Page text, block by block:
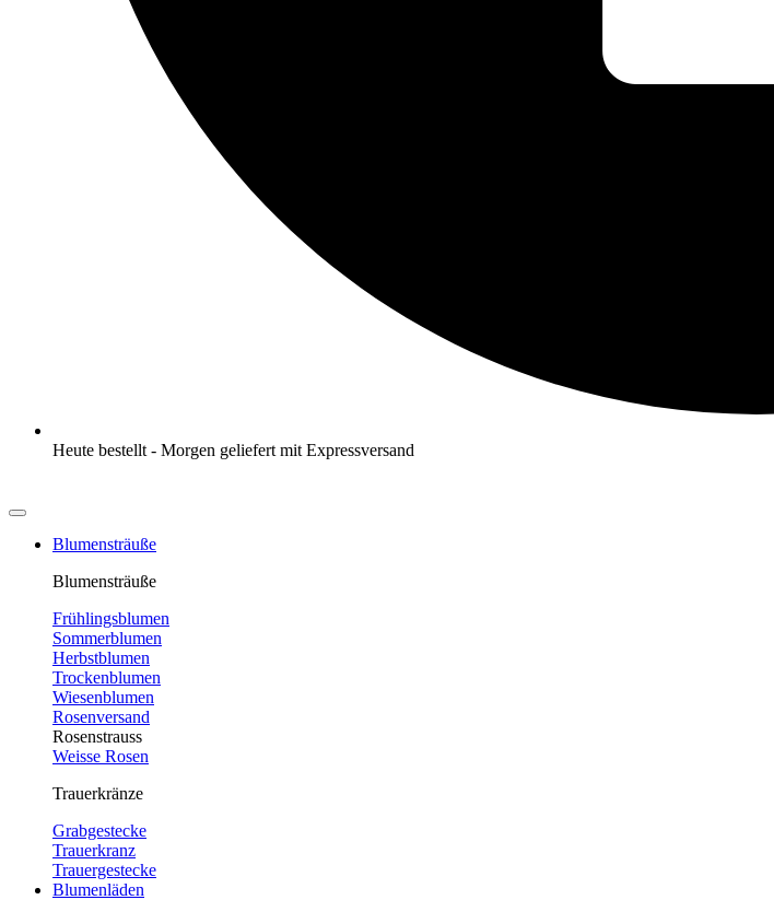
Heute bestellt - Morgen geliefert mit Expressversand
Blumensträuße
Blumensträuße
Frühlingsblumen
Sommerblumen
Herbstblumen
Trockenblumen
Wiesenblumen
Rosenversand
Rosenstrauss
Weisse Rosen
Trauerkränze
Grabgestecke
Trauerkranz
Trauergestecke
Blumenläden